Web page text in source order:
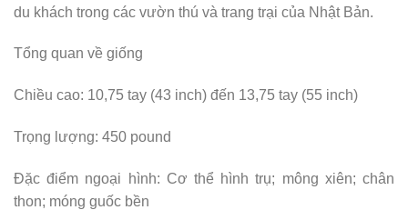
du khách trong các vườn thú và trang trại của Nhật Bản.
Tổng quan về giống
Chiều cao: 10,75 tay (43 inch) đến 13,75 tay (55 inch)
Trọng lượng: 450 pound
Đặc điểm ngoại hình: Cơ thể hình trụ; mông xiên; chân
thon; móng guốc bền